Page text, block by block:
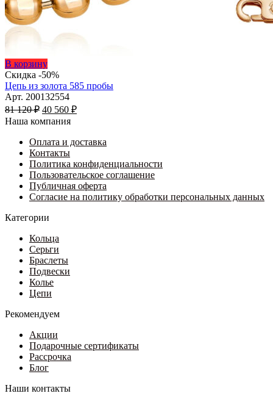
В корзинуЭтот
товар
имеет
несколько
вариаций.
Опции
выбрать
на
странице
товара.
Скидка -50%
Цепь из золота 585 пробы
Арт. 200132554
81 120₽ Первоначальная
цена
81
120 ₽.
40 560 ₽Текущая
560 ₽.
Наша компания
Оплата и доставка
Контакты
Политика конфиденциальности
Пользовательское соглашение
Публичная оферта
Согласие на политику обработки персональных данных
Категории
Кольца
Серьги
Браслеты
Подвески
Колье
Цепи
Рекомендуем
Акции
Подарочные сертификаты
Рассрочка
Блог
Наши контакты